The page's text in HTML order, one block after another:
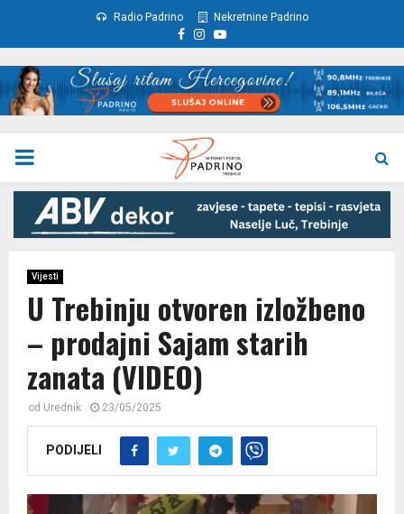
Radio Padrino Nekretnine Padrino
Facebook
Instagram
Youtube
PRIMARY
MENU
Vijesti
U Trebinju otvoren izložbeno
– prodajni Sajam starih
zanata (VIDEO)
od Urednik 23/05/2025
PODIJELI